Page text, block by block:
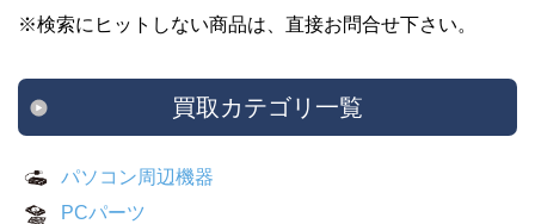
※検索にヒットしない商品は、直接お問合せ下さい。
買取カテゴリ一覧
パソコン周辺機器
PCパーツ